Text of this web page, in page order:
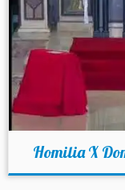
Homilia X